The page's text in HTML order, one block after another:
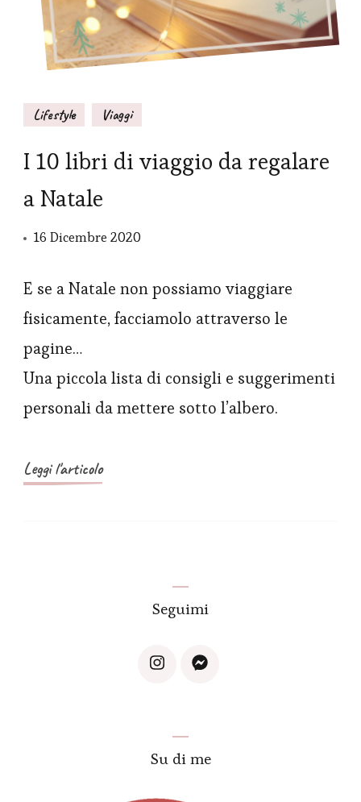
Lifestyle Viaggi
I 10 libri di viaggio da regalare
a Natale
16 Dicembre 2020
E se a Natale non possiamo viaggiare
fisicamente, facciamolo attraverso le
pagine…
Una piccola lista di consigli e suggerimenti
personali da mettere sotto l’albero.
Leggi l'articolo
Seguimi
Su di me